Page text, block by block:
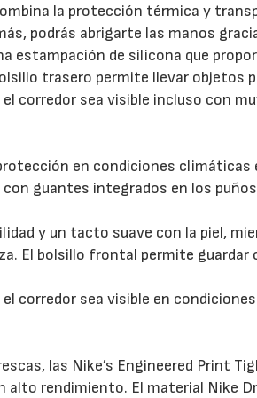
la protección térmica y
podrás abrigarte las manos
estampación de silicona que
trasero permite llevar objetos
corredor sea visible incluso con
en condiciones climáticas
guantes integrados en los
y un tacto suave con la piel,
El bolsillo frontal permite guardar
corredor sea visible en condiciones
las Nike’s Engineered Print
alto rendimiento. El material Nike